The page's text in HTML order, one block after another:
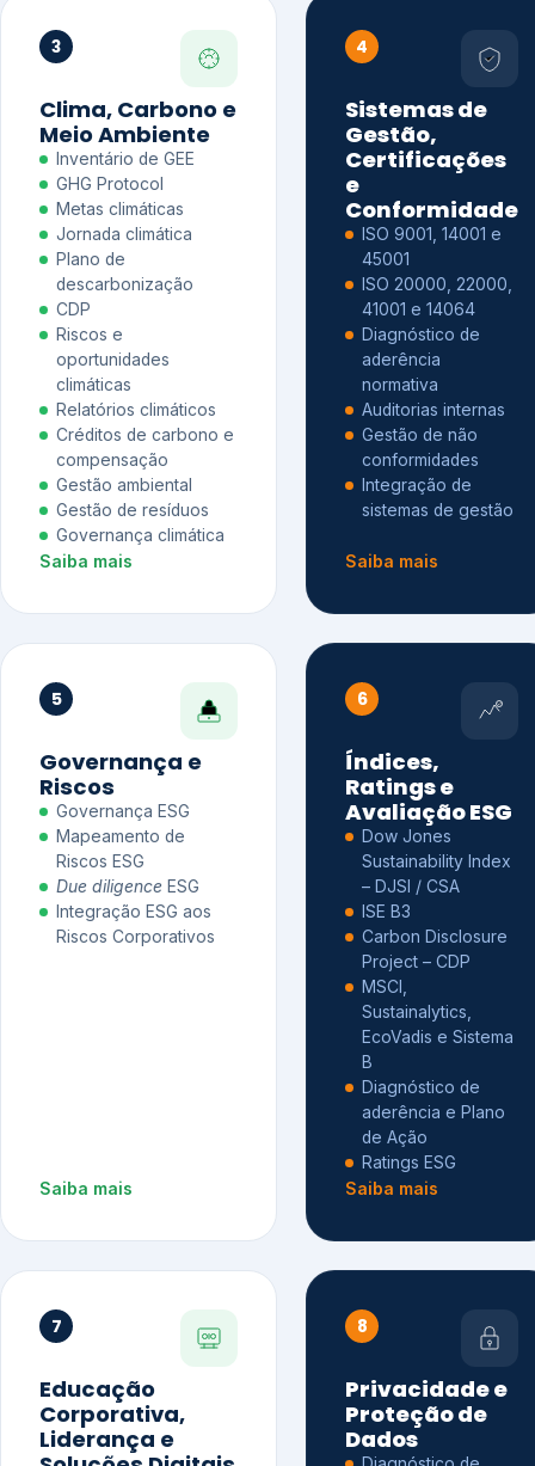
3
Clima, Carbono e
Meio Ambiente
Inventário de GEE
GHG Protocol
Metas climáticas
Jornada climática
Plano de
descarbonização
CDP
Riscos e
oportunidades
climáticas
Relatórios climáticos
Créditos de carbono e
compensação
Gestão ambiental
Gestão de resíduos
Governança climática
Saiba mais
4
Sistemas de
Gestão,
Certificações
e
Conformidade
ISO 9001, 14001 e
45001
ISO 20000, 22000,
41001 e 14064
Diagnóstico de
aderência
normativa
Auditorias internas
Gestão de não
conformidades
Integração de
sistemas de gestão
Saiba mais
5
Governança e
Riscos
Governança ESG
Mapeamento de
Riscos ESG
Due diligence ESG
Integração ESG aos
Riscos Corporativos
Saiba mais
6
Índices,
Ratings e
Avaliação ESG
Dow Jones
Sustainability Index
– DJSI / CSA
ISE B3
Carbon Disclosure
Project – CDP
MSCI,
Sustainalytics,
EcoVadis e Sistema
B
Diagnóstico de
aderência e Plano
de Ação
Ratings ESG
Saiba mais
7
Educação
Corporativa,
Liderança e
8
Privacidade e
Proteção de
Dados